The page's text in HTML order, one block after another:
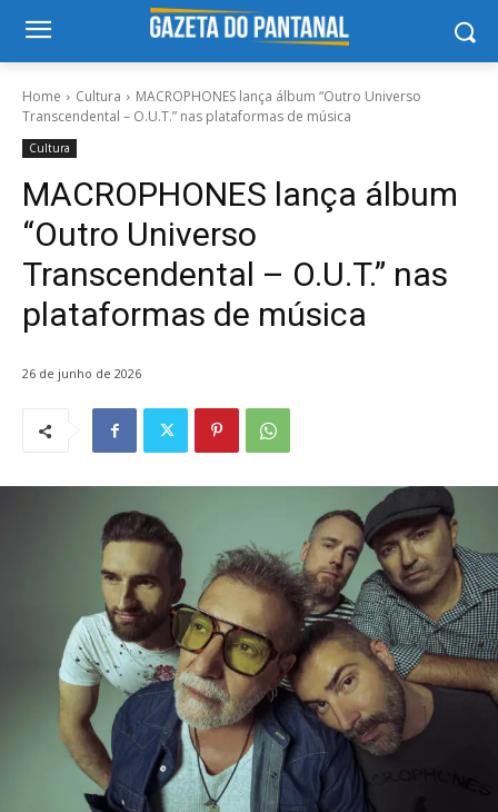
Home Cultura
MACROPHONES lança álbum “Outro Universo
Transcendental – O.U.T.” nas plataformas de música
Cultura
MACROPHONES lança álbum
“Outro Universo
Transcendental – O.U.T.” nas
plataformas de música
26 de junho de 2026